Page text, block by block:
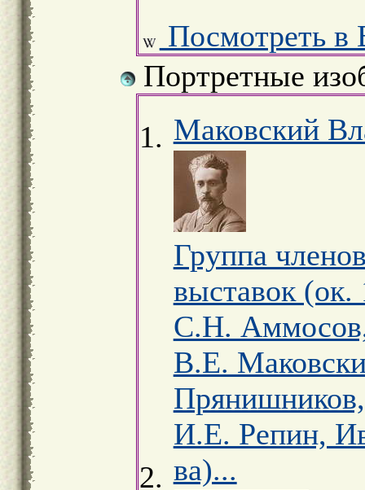
Посмотреть в
Портретные
Маковский
Группа
выставок (ок.
С.Н.
В.Е.
И.Е. Репин,
ва)...